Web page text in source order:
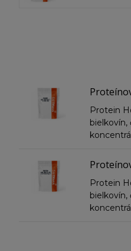
Protein
bielkovín,
Protein
bielkovín,